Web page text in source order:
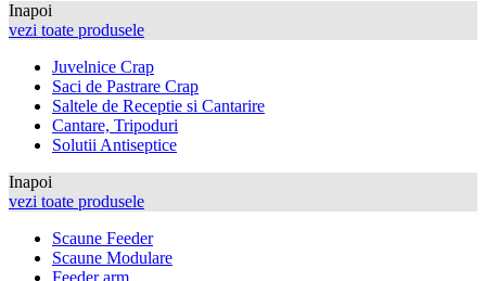
Inapoi
vezi toate produsele
Juvelnice Crap
Saci de Pastrare Crap
Saltele de Receptie si Cantarire
Cantare, Tripoduri
Solutii Antiseptice
Inapoi
vezi toate produsele
Scaune Feeder
Scaune Modulare
Feeder arm